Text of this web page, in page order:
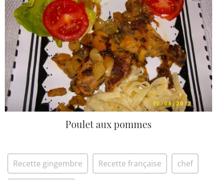
Poulet aux pommes
Recette gingembre Recette française chef